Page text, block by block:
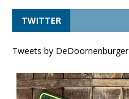
TWITTER
Tweets by DeDoornenburger